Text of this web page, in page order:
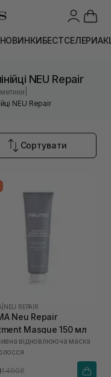
НОВИНКИБЕСТСЕЛЕРИ
NEU Repair
NEU Repair
Сортувати
NEU REPAIR
Neu Repair
Masque 150 мл
відновлююча маска
1 490₴